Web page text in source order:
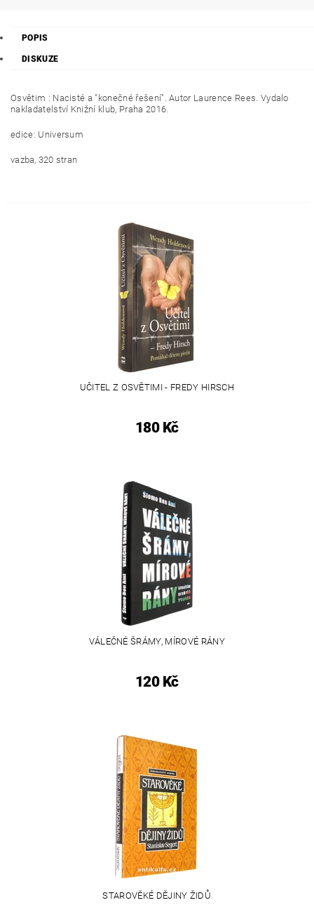
POPIS
DISKUZE
Osvětim : Nacisté a "konečné řešení". Autor Laurence Rees. Vydalo
nakladatelství Knižní klub, Praha 2016.
edice: Universum
vazba, 320 stran
UČITEL Z OSVĚTIMI - FREDY HIRSCH
180 Kč
VÁLEČNÉ ŠRÁMY, MÍROVÉ RÁNY
120 Kč
STAROVĚKÉ DĚJINY ŽIDŮ